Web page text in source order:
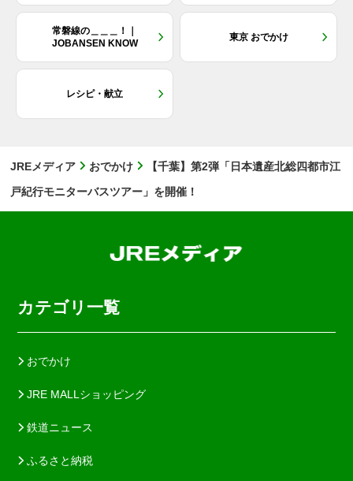
常磐線の＿＿＿！｜
JOBANSEN KNOW
東京 おでかけ
レシピ・献立
JREメディア おでかけ
【千葉】第2弾「日本遺産北総四都市江
戸紀行モニターバスツアー」を開催！
カテゴリ一覧
おでかけ
JRE MALLショッピング
鉄道ニュース
ふるさと納税